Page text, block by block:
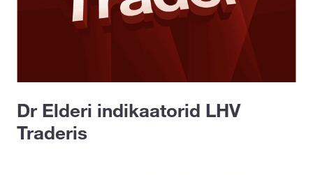
Dr Elderi indikaatorid LHV
Traderis